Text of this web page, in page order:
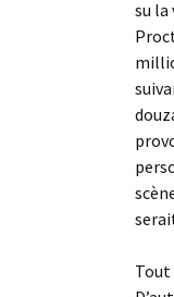
su
Tout